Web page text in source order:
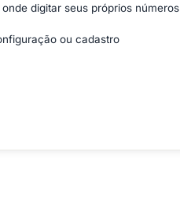
digitar seus próprios números
ou cadastro